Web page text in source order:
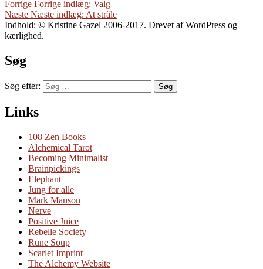
Forrige Forrige indlæg: Valg
Næste Næste indlæg: At stråle
Indhold: © Kristine Gazel 2006-2017. Drevet af WordPress og
kærlighed.
Søg
Søg efter: Søg
Links
108 Zen Books
Alchemical Tarot
Becoming Minimalist
Brainpickings
Elephant
Jung for alle
Mark Manson
Nerve
Positive Juice
Rebelle Society
Rune Soup
Scarlet Imprint
The Alchemy Website